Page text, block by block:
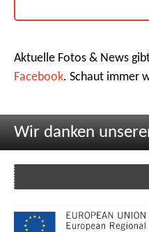
Aktuelle Fotos & News
Facebook. Schaut immer
Wir danken